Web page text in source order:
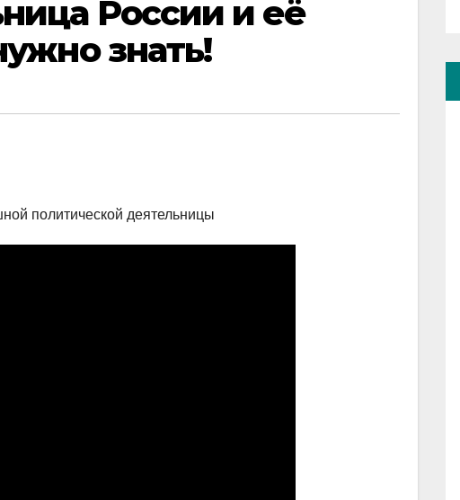
России и её
знать!